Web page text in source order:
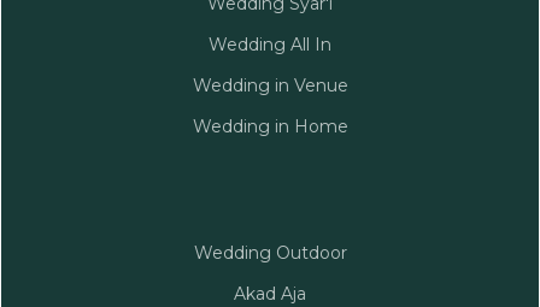
Wedding All In
Wedding in Venue
Wedding in Home
Wedding Outdoor
Akad Aja